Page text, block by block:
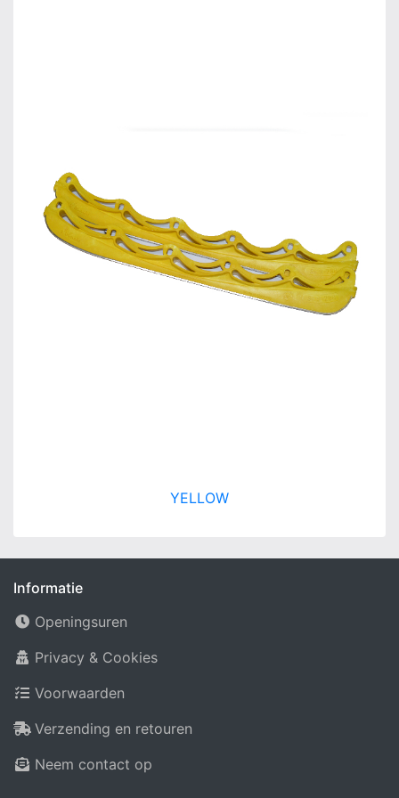
YELLOW
Informatie
Openingsuren
Privacy & Cookies
Voorwaarden
Verzending en retouren
Neem contact op